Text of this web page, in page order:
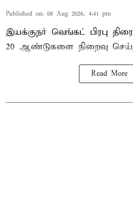
Published on: 08 Aug 2026, 4:41 pm
இயக்குநர் வெங்கட் பிரபு
20 ஆண்டுகளை நிறைவு
Read More